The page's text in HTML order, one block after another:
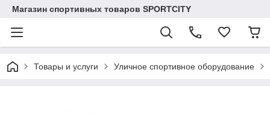
Магазин спортивных товаров SPORTCITY
Товары и услуги Уличное спортивное оборудование